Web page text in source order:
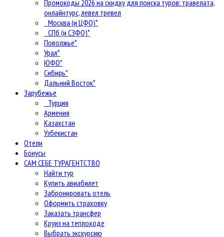
Промокоды 2026 на скидку для поиска туров: травелата,
онлайнтурс, левел тревел
Москва (и ЦФО)*
СПб (и СЗФО)*
Поволжье*
Урал*
ЮФО*
Сибирь*
Дальний Восток*
Зарубежье
Турция
Армения
Казахстан
Узбекистан
Отели
Бонусы
САМ СЕБЕ ТУРАГЕНТСТВО
Найти тур
Купить авиабилет
Забронировать отель
Оформить страховку
Заказать трансфер
Круиз на теплоходе
Выбрать экскурсию